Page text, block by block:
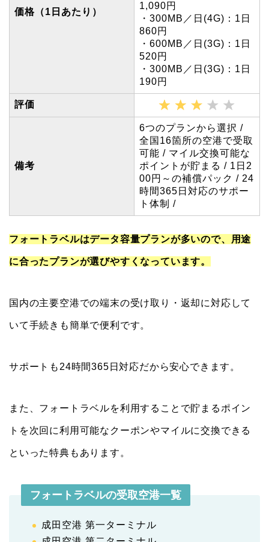
価格（1日あたり）
1,090円
・300MB／日(4G)：1日
860円
・600MB／日(3G)：1日
520円
・300MB／日(3G)：1日
190円
評価
備考
6つのプランから選択 /
全国16箇所の空港で受取
可能 / マイル交換可能な
ポイントが貯まる / 1日2
00円～の補償パック / 24
時間365日対応のサポー
ト体制 /
フォートラベルはデータ容量プランが多いので、用途
に合ったプランが選びやすくなっています。
国内の主要空港での端末の受け取り・返却に対応して
いて手続きも簡単で便利です。
サポートも24時間365日対応だから安心できます。
また、フォートラベルを利用することで貯まるポイン
トを次回に利用可能なクーポンやマイルに交換できる
といった特典もあります。
フォートラベルの受取空港一覧
成田空港 第一ターミナル